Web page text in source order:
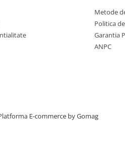
Metode
Politica
Garantia
ANPC
E-commerce by Gomag